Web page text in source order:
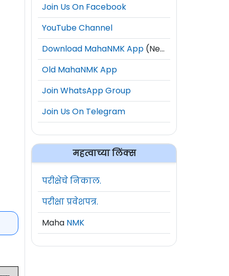
Join Us On Facebook
YouTube Channel
Download MahaNMK App (New)
Old MahaNMK App
Join WhatsApp Group
Join Us On Telegram
महत्वाच्या लिंक्स
परीक्षेचे निकाल.
परीक्षा प्रवेशपत्र.
Maha NMK